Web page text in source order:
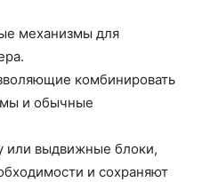
механизмы для
комбинировать
и обычные
или выдвижные блоки,
и сохраняют